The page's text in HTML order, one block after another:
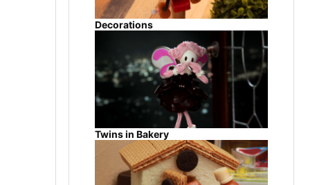
Decorations
Twins in Bakery